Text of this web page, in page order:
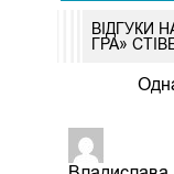
ВІДГУКИ
ГРА»